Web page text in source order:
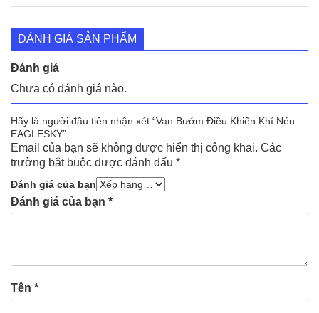
ĐÁNH GIÁ SẢN PHẨM
Đánh giá
Chưa có đánh giá nào.
Hãy là người đầu tiên nhận xét “Van Bướm Điều Khiển Khí Nén
EAGLESKY”
Email của bạn sẽ không được hiển thị công khai. Các
trường bắt buộc được đánh dấu *
Đánh giá của bạn
Đánh giá của bạn *
Tên *